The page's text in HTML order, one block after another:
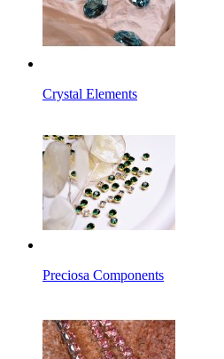
Crystal Elements
Preciosa Components